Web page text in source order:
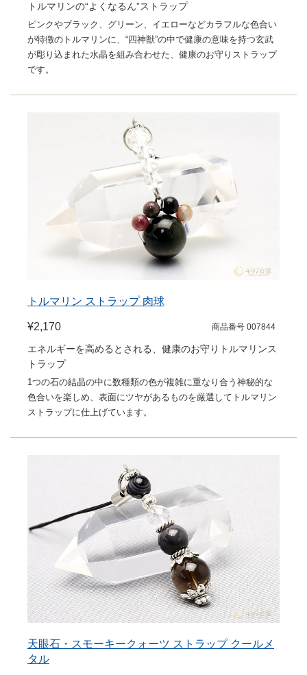
トルマリンの“よくなるん”ストラップ
ピンクやブラック、グリーン、イエローなどカラフルな色合い
が特徴のトルマリンに、“四神獣”の中で健康の意味を持つ玄武
が彫り込まれた水晶を組み合わせた、健康のお守りストラップ
です。
トルマリン ストラップ 肉球
¥2,170 商品番号 007844
エネルギーを高めるとされる、健康のお守りトルマリンス
トラップ
1つの石の結晶の中に数種類の色が複雑に重なり合う神秘的な
色合いを楽しめ、表面にツヤがあるものを厳選してトルマリン
ストラップに仕上げています。
天眼石・スモーキークォーツ ストラップ クールメ
タル